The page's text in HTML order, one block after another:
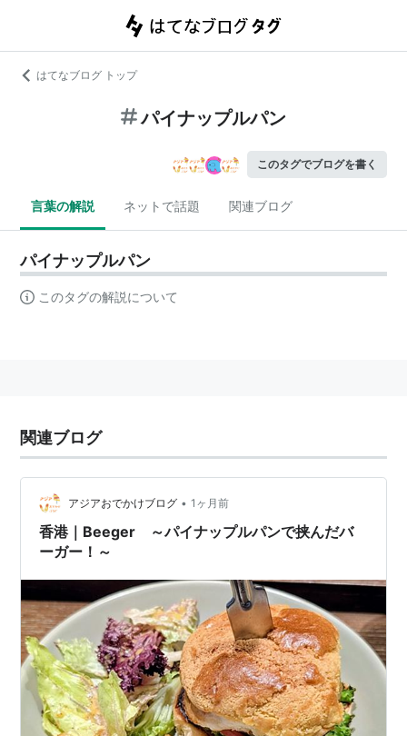
はてなブログ トップ
パイナップルパン
このタグでブログを書く
言葉の解説 ネットで話題 関連ブログ
パイナップルパン
このタグの解説について
関連ブログ
アジアおでかけブログ • 1ヶ月前
香港｜Beeger ～パイナップルパンで挟んだバ
ーガー！～